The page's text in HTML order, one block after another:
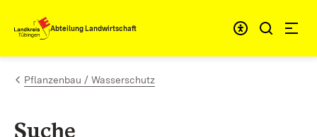
Zum Inhalt springen
Abteilung Landwirtschaft
Pflanzenbau / Wasserschutz
Suche